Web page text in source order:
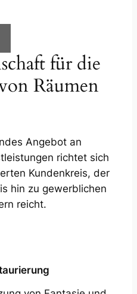
für die
Räumen
Angebot an
richtet sich
Kundenkreis, der
hin zu gewerblichen
reicht.